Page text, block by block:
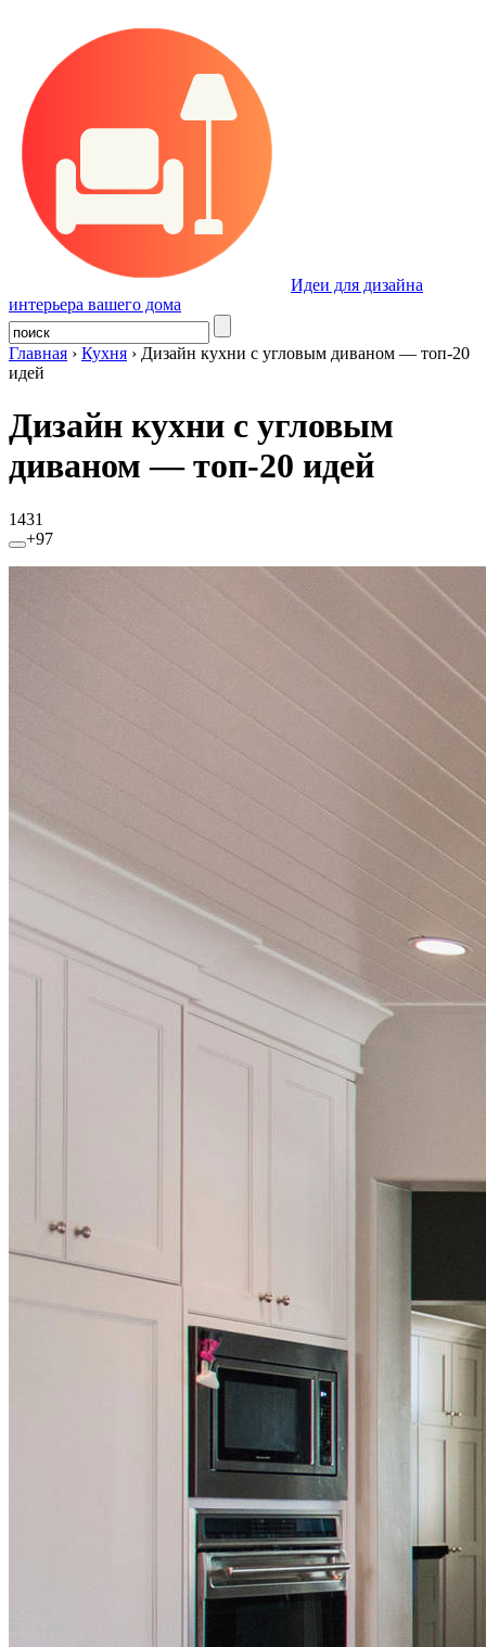
Идеи для дизайна
интерьера вашего дома
Главная › Кухня › Дизайн кухни с угловым диваном — топ-20
идей
Дизайн кухни с угловым
диваном — топ-20 идей
1431
+97